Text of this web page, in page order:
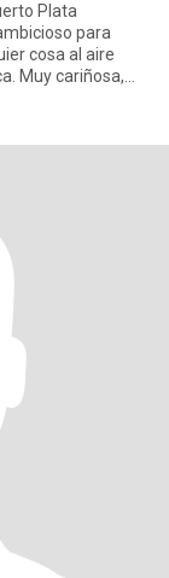
Plata
para
cosa al aire
Muy cariñosa,